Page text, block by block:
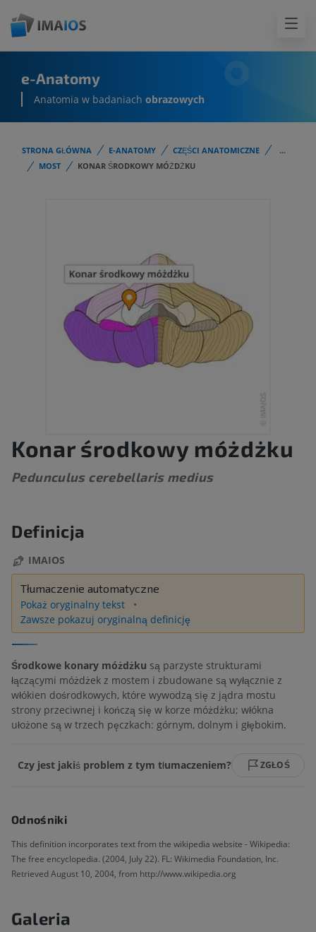
e-Anatomy
Anatomia w badaniach obrazowych
STRONA GŁÓWNA E-ANATOMY CZĘŚCI ANATOMICZNE
...
MOST
KONAR ŚRODKOWY MÓŻDŻKU
Konar środkowy móżdżku
Pedunculus cerebellaris medius
Definicja
IMAIOS
Tłumaczenie automatyczne
Pokaż oryginalny tekst
Zawsze pokazuj oryginalną definicję
Środkowe konary móżdżku są parzyste strukturami
łączącymi móżdżek z mostem i zbudowane są wyłącznie z
włókien dośrodkowych, które wywodzą się z jądra mostu
strony przeciwnej i kończą się w korze móżdżku; włókna
ułożone są w trzech pęczkach: górnym, dolnym i głębokim.
Czy jest jakiś problem z tym tłumaczeniem? ZGŁOŚ
Odnośniki
This definition incorporates text from the wikipedia website - Wikipedia:
The free encyclopedia. (2004, July 22). FL: Wikimedia Foundation, Inc.
Retrieved August 10, 2004, from http://www.wikipedia.org
Galeria